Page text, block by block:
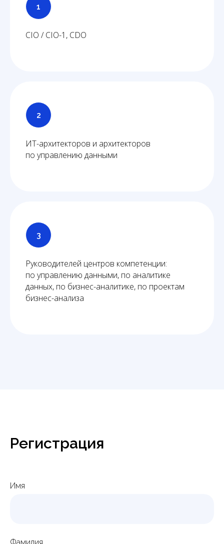
CIO / CIO-1, CDO
ИТ-архитекторов и архитекторов
по управлению данными
Руководителей центров компетенции:
по управлению данными, по аналитике
данных, по бизнес-аналитике, по проектам
бизнес-анализа
Регистрация
Имя